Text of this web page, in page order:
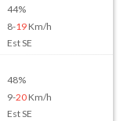
44%
8-19Km/h
Est SE
48%
9-20Km/h
Est SE